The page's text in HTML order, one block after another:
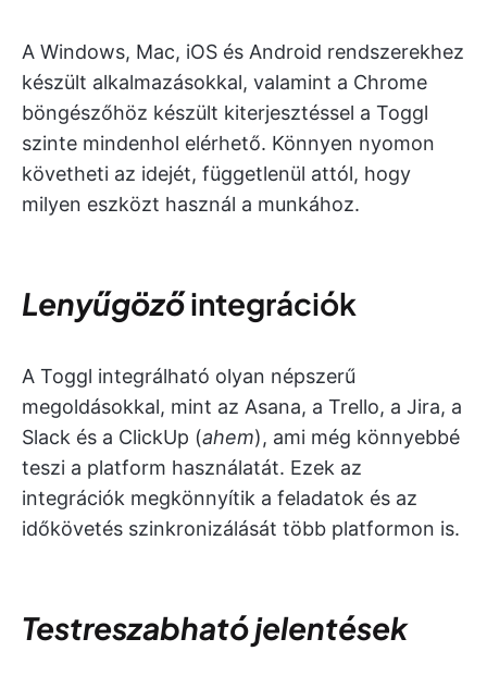
A Windows, Mac, iOS és Android rendszerekhez
készült alkalmazásokkal, valamint a Chrome
böngészőhöz készült kiterjesztéssel a Toggl
szinte mindenhol elérhető. Könnyen nyomon
követheti az idejét, függetlenül attól, hogy
milyen eszközt használ a munkához.
Lenyűgözőintegrációk
A Toggl integrálható olyan népszerű
megoldásokkal, mint az Asana, a Trello, a Jira, a
Slack és a ClickUp (ahem), ami még könnyebbé
teszi a platform használatát. Ezek az
integrációk megkönnyítik a feladatok és az
időkövetés szinkronizálását több platformon is.
Testreszabható jelentések